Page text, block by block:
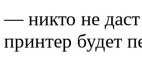
— никто не даст
принтер будет